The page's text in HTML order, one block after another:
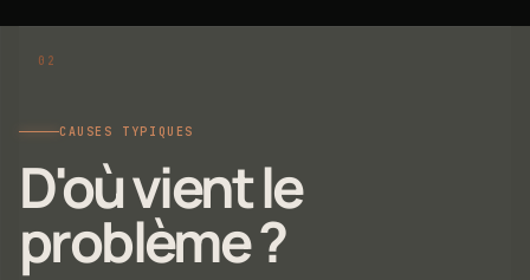
CAUSES TYPIQUES
D'où vient le
problème ?